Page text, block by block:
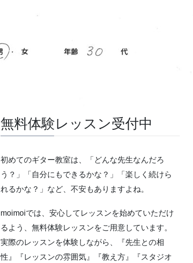
無料体験レッスン受付中
初めてのギター教室は、「どんな先生なんだろ
う？」「自分にもできるかな？」「楽しく続けら
れるかな？」など、不安もありますよね。
moimoiでは、安心してレッスンを始めていただけ
るよう、無料体験レッスンをご用意しています。
実際のレッスンを体験しながら、『先生との相
性』『レッスンの雰囲気』『教え方』『スタジオ